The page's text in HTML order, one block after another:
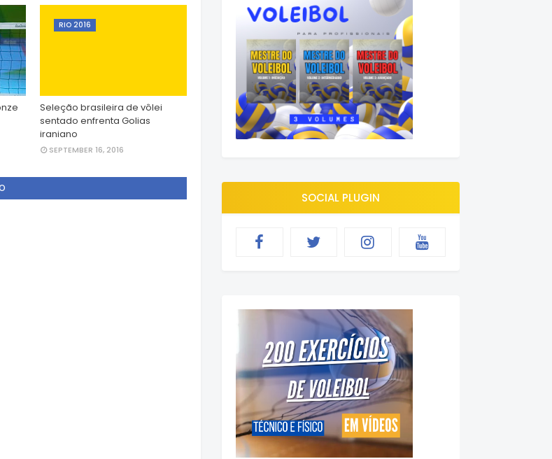
RIO 2016
Seleção brasileira de vôlei
sentado enfrenta Golias
iraniano
SEPTEMBER 16, 2016
SOCIAL PLUGIN